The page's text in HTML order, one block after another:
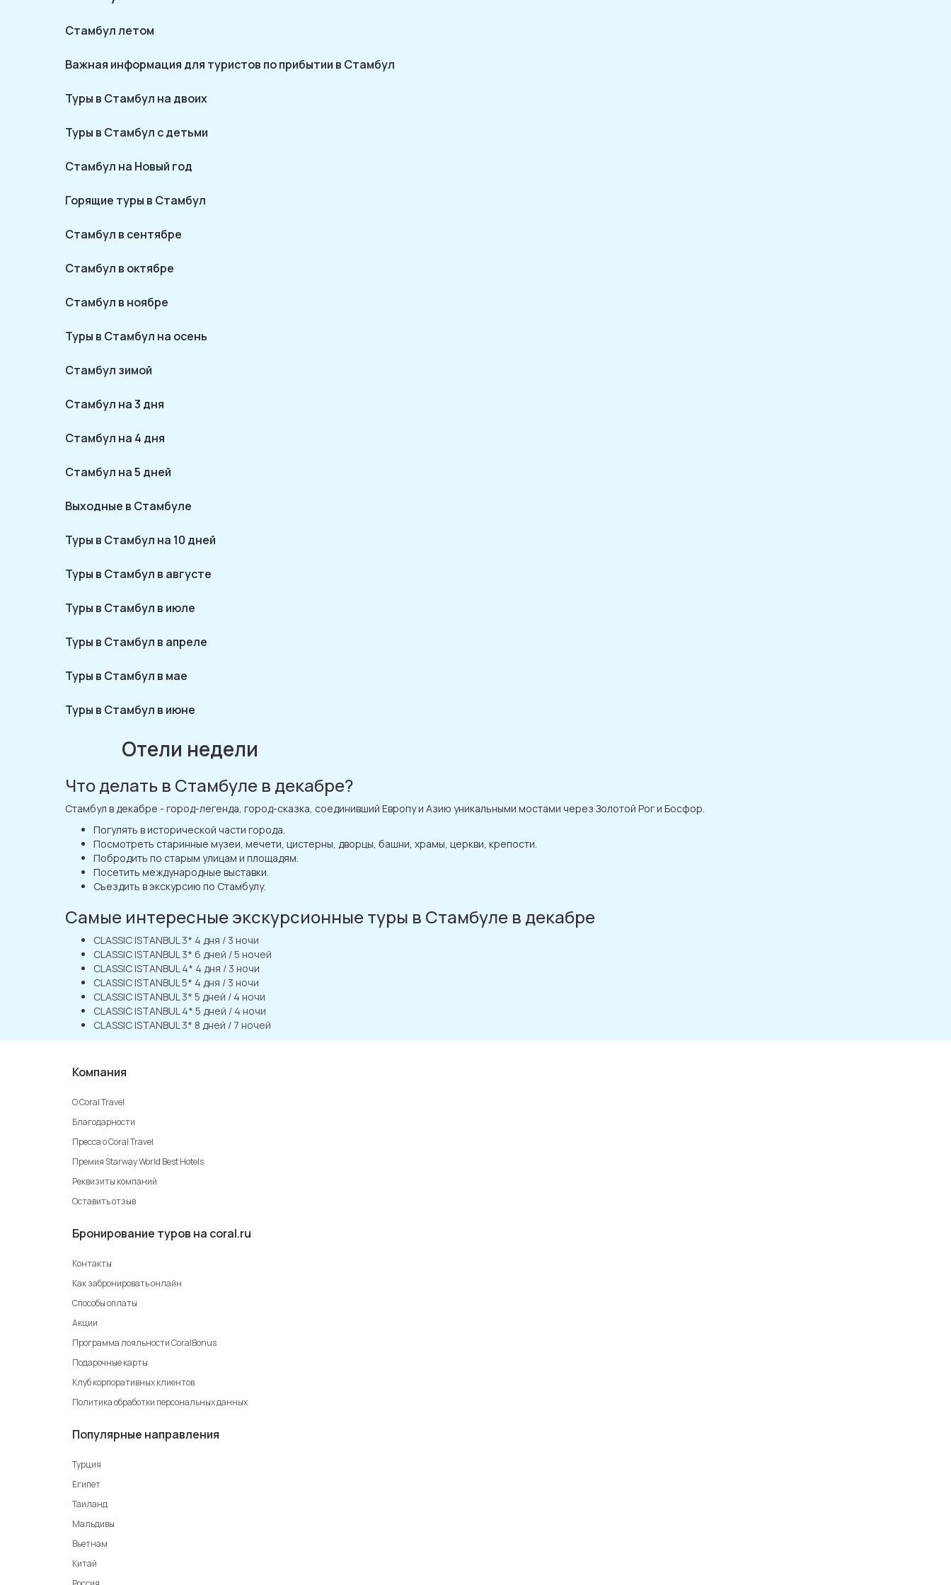
Стамбул летом
Важная информация для туристов по прибытии в Стамбул
Туры в Стамбул на двоих
Туры в Стамбул с детьми
Стамбул на Новый год
Горящие туры в Стамбул
Стамбул в сентябре
Стамбул в октябре
Стамбул в ноябре
Туры в Стамбул на осень
Стамбул зимой
Стамбул на 3 дня
Стамбул на 4 дня
Стамбул на 5 дней
Выходные в Стамбуле
Туры в Стамбул на 10 дней
Туры в Стамбул в августе
Туры в Стамбул в июле
Туры в Стамбул в апреле
Туры в Стамбул в мае
Туры в Стамбул в июне
Отели недели
Что делать в Стамбуле в декабре?
Стамбул в декабре - город-легенда, город-сказка, соединивший Европу и Азию уникальными мостами через Золотой Рог и Босфор.
Погулять в исторической части города.
Посмотреть старинные музеи, мечети, цистерны, дворцы, башни, храмы, церкви, крепости.
Побродить по старым улицам и площадям.
Посетить международные выставки.
Съездить в экскурсию по Стамбулу.
Самые интересные экскурсионные туры в Стамбуле в декабре
CLASSIC ISTANBUL 3* 4 дня / 3 ночи
CLASSIC ISTANBUL 3* 6 дней / 5 ночей
CLASSIC ISTANBUL 4* 4 дня / 3 ночи
CLASSIC ISTANBUL 5* 4 дня / 3 ночи
CLASSIC ISTANBUL 3* 5 дней / 4 ночи
CLASSIC ISTANBUL 4* 5 дней / 4 ночи
CLASSIC ISTANBUL 3* 8 дней / 7 ночей
Компания
О Coral Travel
Благодарности
Пресса о Coral Travel
Премия Starway World Best Hotels
Реквизиты компаний
Оставить отзыв
Бронирование туров на coral.ru
Контакты
Как забронировать онлайн
Способы оплаты
Акции
Программа лояльности CoralBonus
Подарочные карты
Клуб корпоративных клиентов
Политика обработки персональных данных
Популярные направления
Турция
Египет
Таиланд
Мальдивы
Вьетнам
Китай